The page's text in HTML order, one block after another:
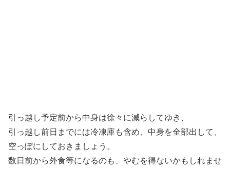
引っ越し予定前から中身は徐々に減らしてゆき、
引っ越し前日までには冷凍庫も含め、中身を全部出して、
空っぽにしておきましょう。
数日前から外食等になるのも、やむを得ないかもしれませ